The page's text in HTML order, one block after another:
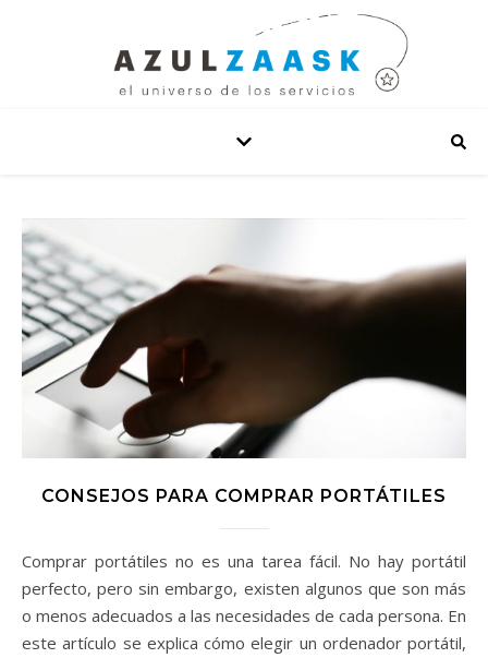
CONSEJOS PARA COMPRAR PORTÁTILES
Comprar portátiles no es una tarea fácil. No hay portátil
perfecto, pero sin embargo, existen algunos que son más
o menos adecuados a las necesidades de cada persona. En
este artículo se explica cómo elegir un ordenador portátil,